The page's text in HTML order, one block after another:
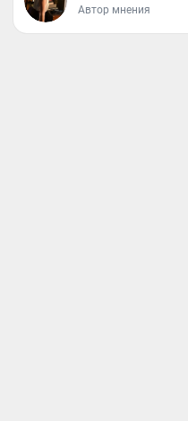
Автор мнения